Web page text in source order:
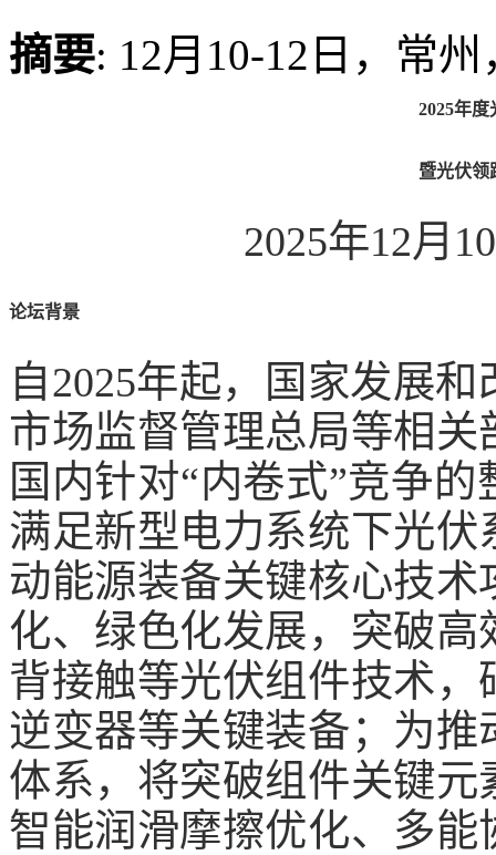
摘要: 12月10-12日，常
2025年
暨光伏领
2025年12月
论坛背景
自2025年起，国家发展
市场监督管理总局等相
国内针对“内卷式”竞争
满足新型电力系统下光
动能源装备关键核心技
化、绿色化发展，突破
背接触等光伏组件技术
逆变器等关键装备；为
体系，将突破组件关键
智能润滑摩擦优化、多